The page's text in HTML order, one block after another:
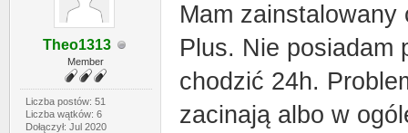
Theo1313
Member
Liczba postów: 51
Liczba wątków: 6
Dołączył: Jul 2020
Mam
Plus. Nie posiadam
chodzić 24h.
zacinają albo w